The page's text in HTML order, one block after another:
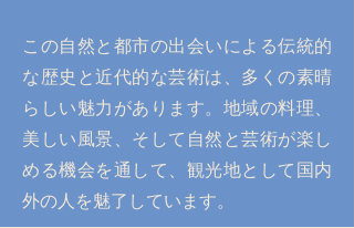
この自然と都市の出会いによる伝統的
な歴史と近代的な芸術は、多くの素晴
らしい魅力があります。地域の料理、
美しい風景、そして自然と芸術が楽し
める機会を通して、観光地として国内
外の人を魅了しています。